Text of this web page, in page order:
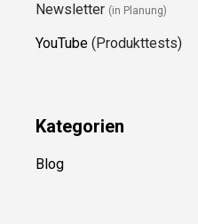
Newsletter (in Planung)
YouTube (Produkttests)
Kategorien
Blog